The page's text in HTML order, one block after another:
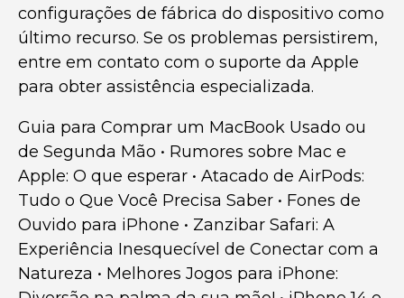
configurações de fábrica do dispositivo como
último recurso. Se os problemas persistirem,
entre em contato com o suporte da Apple
para obter assistência especializada.
Guia para Comprar um MacBook Usado ou
de Segunda Mão • Rumores sobre Mac e
Apple: O que esperar • Atacado de AirPods:
Tudo o Que Você Precisa Saber • Fones de
Ouvido para iPhone • Zanzibar Safari: A
Experiência Inesquecível de Conectar com a
Natureza • Melhores Jogos para iPhone: